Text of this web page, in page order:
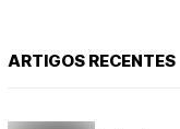
ARTIGOS RECENTES